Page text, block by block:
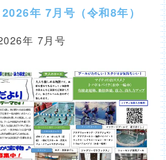
年 7月号（令和8年）
年 7月号